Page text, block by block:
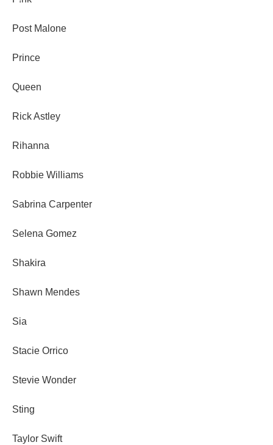
Post Malone
Prince
Queen
Rick Astley
Rihanna
Robbie Williams
Sabrina Carpenter
Selena Gomez
Shakira
Shawn Mendes
Sia
Stacie Orrico
Stevie Wonder
Sting
Taylor Swift